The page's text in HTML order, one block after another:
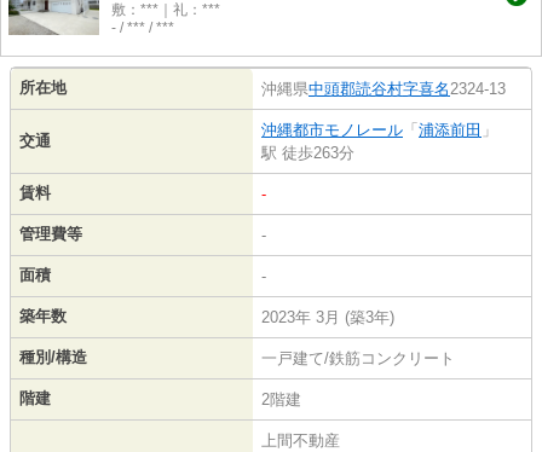
敷：***｜礼：***
- / *** / ***
所在地 沖縄県中頭郡読谷村字喜名2324-13
交通
沖縄都市モノレール 「 浦添前田 」
駅 徒歩263分
賃料 -
管理費等 -
面積 -
築年数 2023年 3月 (築3年)
種別/構造 一戸建て/鉄筋コンクリート
階建 2階建
上間不動産